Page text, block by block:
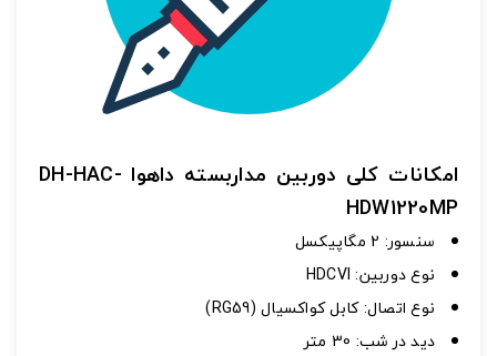
امکانات کلی دوربین مداربسته داهوا DH-HAC-
HDW1220MP
سنسور: 2 مگاپیکسل
نوع دوربین:
HDCVI
نوع اتصال:کابل کواکسیال (RG59)
ديد در شب: 30 متر
اشتراک گذاری در شبکه های اجتماعی
ارسال به ایمیل
به من از طریق پیامک اطلاع بده